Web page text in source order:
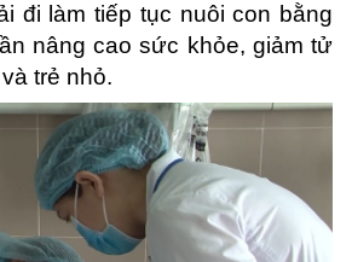
đi làm tiếp tục nuôi con bằng
nâng cao sức khỏe, giảm tử
trẻ nhỏ.